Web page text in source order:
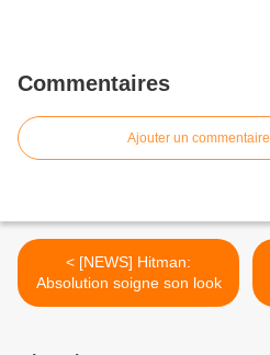
Commentaires
Ajouter un commentaire
< [NEWS] Hitman:
Absolution soigne son look